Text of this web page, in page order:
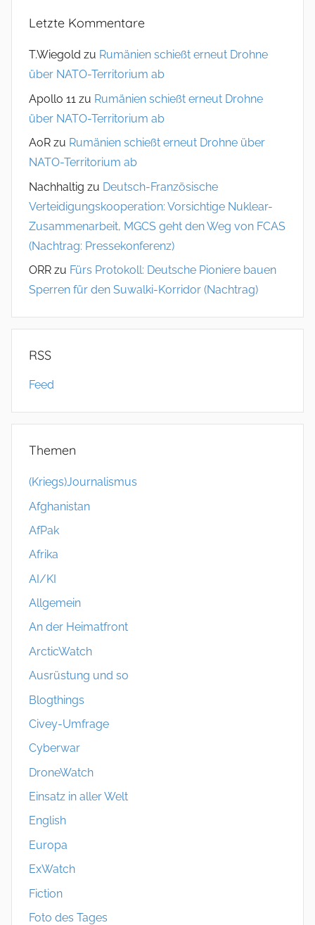
Letzte Kommentare
T.Wiegold zu Rumänien schießt erneut Drohne
über NATO-Territorium ab
Apollo 11 zu Rumänien schießt erneut Drohne
über NATO-Territorium ab
AoR zu Rumänien schießt erneut Drohne über
NATO-Territorium ab
Nachhaltig zu Deutsch-Französische
Verteidigungskooperation: Vorsichtige Nuklear-
Zusammenarbeit, MGCS geht den Weg von FCAS
(Nachtrag: Pressekonferenz)
ORR zu Fürs Protokoll: Deutsche Pioniere bauen
Sperren für den Suwalki-Korridor (Nachtrag)
RSS
Feed
Themen
(Kriegs)Journalismus
Afghanistan
AfPak
Afrika
AI/KI
Allgemein
An der Heimatfront
ArcticWatch
Ausrüstung und so
Blogthings
Civey-Umfrage
Cyberwar
DroneWatch
Einsatz in aller Welt
English
Europa
ExWatch
Fiction
Foto des Tages